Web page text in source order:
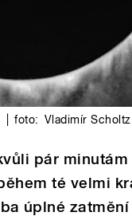
foto: Vladimír Scholtz
pár
té velmi
úplné zatmění